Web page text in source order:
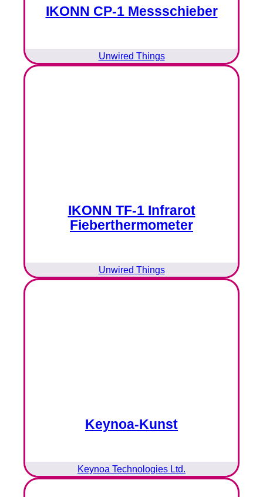
IKONN CP-1 Messschieber
Unwired Things
IKONN TF-1 Infrarot
Fieberthermometer
Unwired Things
Keynoa-Kunst
Keynoa Technologies Ltd.